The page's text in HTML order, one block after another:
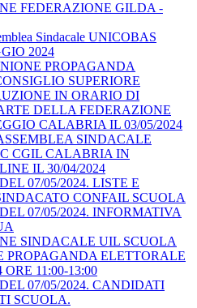
FEDERAZIONE GILDA -
Sindacale UNICOBAS
2024
PROPAGANDA
SUPERIORE
IN ORARIO DI
DELLA FEDERAZIONE
CALABRIA IL 03/05/2024
SINDACALE
CGIL CALABRIA IN
IL 30/04/2024
07/05/2024. LISTE E
CONFAIL SCUOLA
07/05/2024. INFORMATIVA
SINDACALE UIL SCUOLA
PROPAGANDA ELETTORALE
ORE 11:00-13:00
07/05/2024. CANDIDATI
SCUOLA.